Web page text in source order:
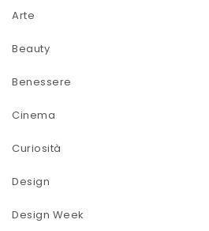
Arte
Beauty
Benessere
Cinema
Curiosità
Design
Design Week